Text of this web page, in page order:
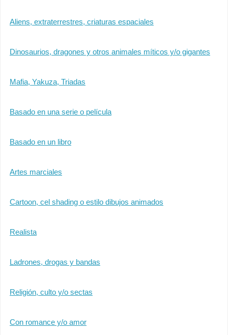
Aliens, extraterrestres, criaturas espaciales
Dinosaurios, dragones y otros animales míticos y/o gigantes
Mafia, Yakuza, Triadas
Basado en una serie o película
Basado en un libro
Artes marciales
Cartoon, cel shading o estilo dibujos animados
Realista
Ladrones, drogas y bandas
Religión, culto y/o sectas
Con romance y/o amor